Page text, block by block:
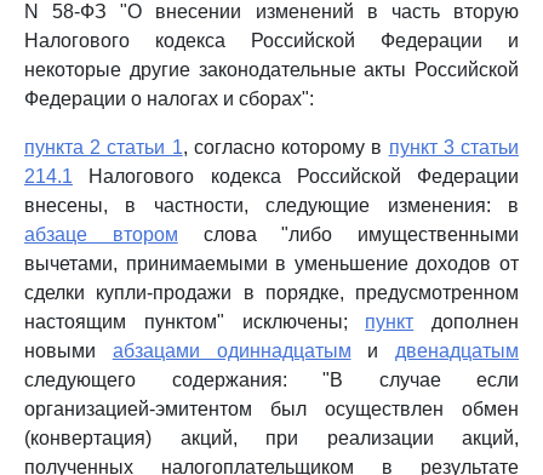
N 58-ФЗ "О внесении изменений в часть вторую
Налогового кодекса Российской Федерации и
некоторые другие законодательные акты Российской
Федерации о налогах и сборах":
пункта 2 статьи 1, согласно которому в пункт 3 статьи
214.1 Налогового кодекса Российской Федерации
внесены, в частности, следующие изменения: в
абзаце втором слова "либо имущественными
вычетами, принимаемыми в уменьшение доходов от
сделки купли-продажи в порядке, предусмотренном
настоящим пунктом" исключены; пункт дополнен
новыми абзацами одиннадцатым и двенадцатым
следующего содержания: "В случае если
организацией-эмитентом был осуществлен обмен
(конвертация) акций, при реализации акций,
полученных налогоплательщиком в результате